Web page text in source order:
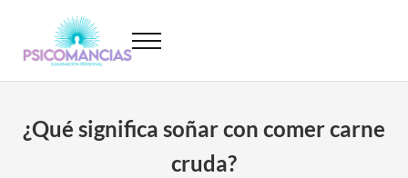
Psicomancias
Menu
¿Qué significa soñar con comer carne
cruda?